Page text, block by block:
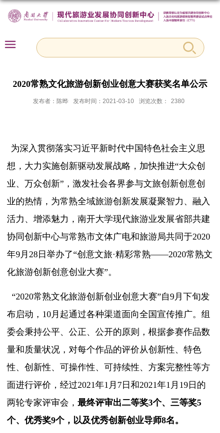
2020常熟文化旅游创新创业创意大赛获奖名单公示
发布者：陈晔 发布时间：2021-03-10 浏览次数： 2380
为深入贯彻落实习近平新时代中国特色社会主义思
想，大力实施创新驱动发展战略，加快推进“大众创
业、万众创新”，激发社会各界参与文旅创新创意创
业的热情，为常熟全域旅游创新发展凝聚智力、融入
活力、增添魅力，南开大学现代旅游业发展省部共建
协同创新中心与常熟市文体广电和旅游局共同于2020
年9月28 日举办了“创意文旅·精彩常熟——2020常熟文
化旅游创新创意创业大赛”。
“2020常熟文化旅游创新创业创意大赛”自9 月下旬发
布启动， 10 月起通过各种渠道面向全国宣传推广。组
委会秉持公平、公正、公开的原则，根据参赛作品数
量和质量状况，对每个作品的评价从创新性、特色
性、创新性、可操作性、可持续性、方案完整性等方
面进行评价，经过2021年1 月 7日和2021年1 月 19日的
两轮专家评审会，最终评审出二等奖3个、三等奖5
个、优秀奖9个，以及优秀创新创业导师8名。